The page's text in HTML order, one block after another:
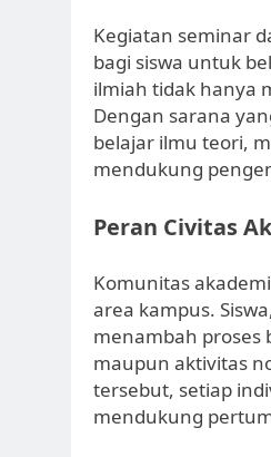
Kegiatan seminar
bagi siswa untuk
ilmiah tidak hanya
Dengan sarana
belajar ilmu teori,
mendukung
Peran Civitas
Komunitas
area kampus.
menambah proses
maupun aktivitas
tersebut, setiap
mendukung